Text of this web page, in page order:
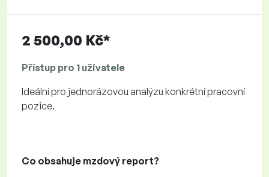
2 500,00 Kč*
Přístup pro 1 uživatele
Ideální pro jednorázovou analýzu konkrétní pracovní
pozice.
Co obsahuje mzdový report?